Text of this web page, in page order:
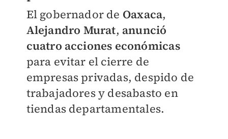
El gobernador de Oaxaca,
Alejandro Murat, anunció
cuatro acciones económicas
para evitar el cierre de
empresas privadas, despido de
trabajadores y desabasto en
tiendas departamentales.